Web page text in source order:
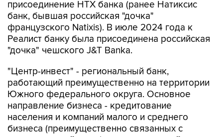
французского Natixis). В июле 2024 года к
Реалист банку была присоединена российская
"дочка" чешского J&T Banka.
"Центр-инвест" - региональный банк,
Южного федерального округа. Основное
направление бизнеса - кредитование
населения и компаний малого и среднего
бизнеса (преимущественно связанных с
сельским хозяйством), говорится на сайте
рейтингового агентства "АКРА".